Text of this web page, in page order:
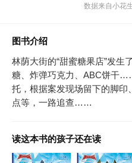
数据来自小花
图书介绍
林荫大街的“甜蜜糖果店”发生
糖、炸弹巧克力、ABC饼干
托，根据案发现场留下的脚
点等，一路追查……
读这本书的孩子还在读